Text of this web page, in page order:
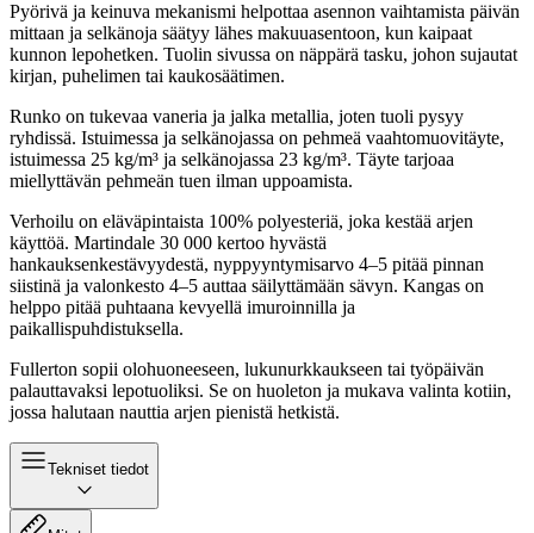
Pyörivä ja keinuva mekanismi helpottaa asennon vaihtamista päivän
mittaan ja selkänoja säätyy lähes makuuasentoon, kun kaipaat
kunnon lepohetken. Tuolin sivussa on näppärä tasku, johon sujautat
kirjan, puhelimen tai kaukosäätimen.
Runko on tukevaa vaneria ja jalka metallia, joten tuoli pysyy
ryhdissä. Istuimessa ja selkänojassa on pehmeä vaahtomuovitäyte,
istuimessa 25 kg/m³ ja selkänojassa 23 kg/m³. Täyte tarjoaa
miellyttävän pehmeän tuen ilman uppoamista.
Verhoilu on eläväpintaista 100% polyesteriä, joka kestää arjen
käyttöä. Martindale 30 000 kertoo hyvästä
hankauksenkestävyydestä, nyppyyntymisarvo 4–5 pitää pinnan
siistinä ja valonkesto 4–5 auttaa säilyttämään sävyn. Kangas on
helppo pitää puhtaana kevyellä imuroinnilla ja
paikallispuhdistuksella.
Fullerton sopii olohuoneeseen, lukunurkkaukseen tai työpäivän
palauttavaksi lepotuoliksi. Se on huoleton ja mukava valinta kotiin,
jossa halutaan nauttia arjen pienistä hetkistä.
Tekniset tiedot